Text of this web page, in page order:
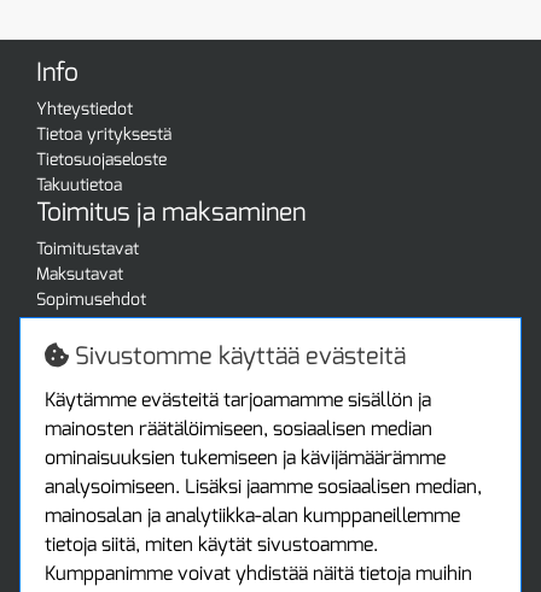
Info
Yhteystiedot
Tietoa yrityksestä
Tietosuojaseloste
Takuutietoa
Toimitus ja maksaminen
Toimitustavat
Maksutavat
Sopimusehdot
Turvallista ostamista
Jälleenmyyjille
Tax free / verovapaa myynti
Asiakastilini
Asiakastili
Luo tili
Kirjaudu sisään
Ota yhteyttä
Protools Oy
Sivustomme käyttää evästeitä
Käytämme evästeitä tarjoamamme sisällön ja
mainosten räätälöimiseen, sosiaalisen median
ominaisuuksien tukemiseen ja kävijämäärämme
analysoimiseen. Lisäksi jaamme sosiaalisen median,
mainosalan ja analytiikka-alan kumppaneillemme
tietoja siitä, miten käytät sivustoamme.
Kumppanimme voivat yhdistää näitä tietoja muihin